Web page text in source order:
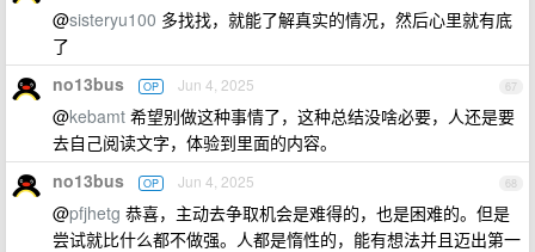
@sisteryu100 多找找，就能了解真实的情况，然后心里就有底
了
67
no13bus OP Jun 4, 2025
@kebamt 希望别做这种事情了，这种总结没啥必要，人还是要
去自己阅读文字，体验到里面的内容。
68
no13bus OP Jun 4, 2025
@pfjhetg 恭喜，主动去争取机会是难得的，也是困难的。但是
尝试就比什么都不做强。人都是惰性的，能有想法并且迈出第一